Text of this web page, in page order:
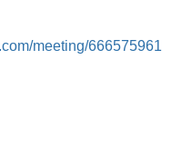
meeting/666575961